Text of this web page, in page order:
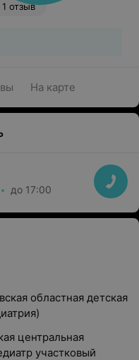
1 отзыв
На карте
до 17:00
областная детская
центральная
участковый